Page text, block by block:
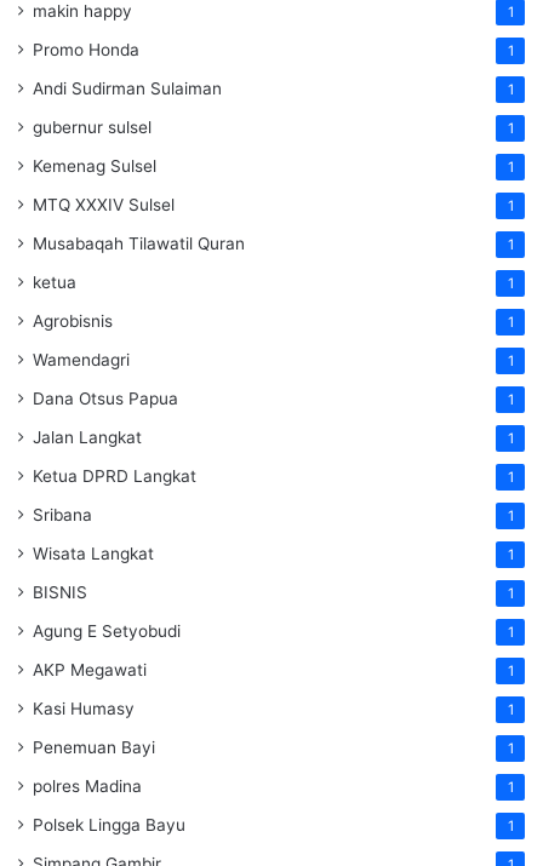
makin happy 1
Promo Honda 1
Andi Sudirman Sulaiman 1
gubernur sulsel 1
Kemenag Sulsel 1
MTQ XXXIV Sulsel 1
Musabaqah Tilawatil Quran 1
ketua 1
Agrobisnis 1
Wamendagri 1
Dana Otsus Papua 1
Jalan Langkat 1
Ketua DPRD Langkat 1
Sribana 1
Wisata Langkat 1
BISNIS 1
Agung E Setyobudi 1
AKP Megawati 1
Kasi Humasy 1
Penemuan Bayi 1
polres Madina 1
Polsek Lingga Bayu 1